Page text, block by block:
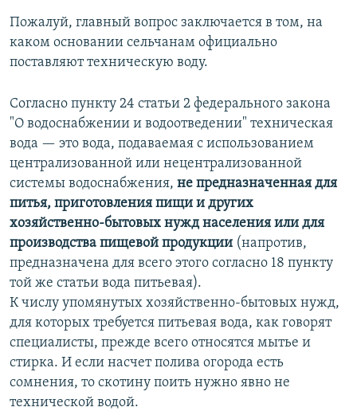
Пожалуй, главный вопрос заключается в том, на
каком основании сельчанам официально
поставляют техническую воду.
Согласно пункту 24 статьи 2 федерального закона
"О водоснабжении и водоотведении" техническая
вода — это вода, подаваемая с использованием
централизованной или нецентрализованной
системы водоснабжения, не предназначенная для
питья, приготовления пищи и других
хозяйственно-бытовых нужд населения или для
производства пищевой продукции (напротив,
предназначена для всего этого согласно 18 пункту
той же статьи вода питьевая).
К числу упомянутых хозяйственно-бытовых нужд,
для которых требуется питьевая вода, как говорят
специалисты, прежде всего относятся мытье и
стирка. И если насчет полива огорода есть
сомнения, то скотину поить нужно явно не
технической водой.